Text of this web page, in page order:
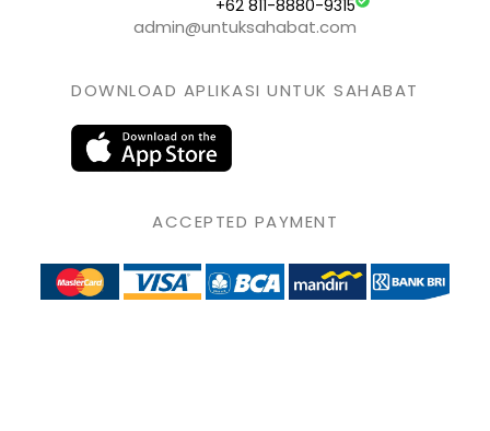
+62 811-8880-9315
admin@untuksahabat.com
DOWNLOAD APLIKASI UNTUK SAHABAT
ACCEPTED PAYMENT